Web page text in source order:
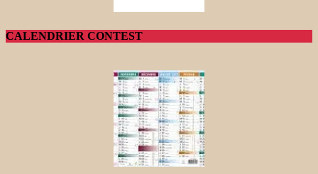
CALENDRIER CONTEST